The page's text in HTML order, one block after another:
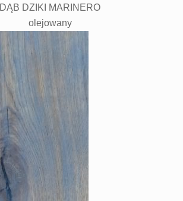
DĄB DZIKI MARINERO
olejowany